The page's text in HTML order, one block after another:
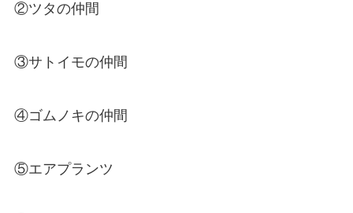
②ツタの仲間
③サトイモの仲間
④ゴムノキの仲間
⑤エアプランツ